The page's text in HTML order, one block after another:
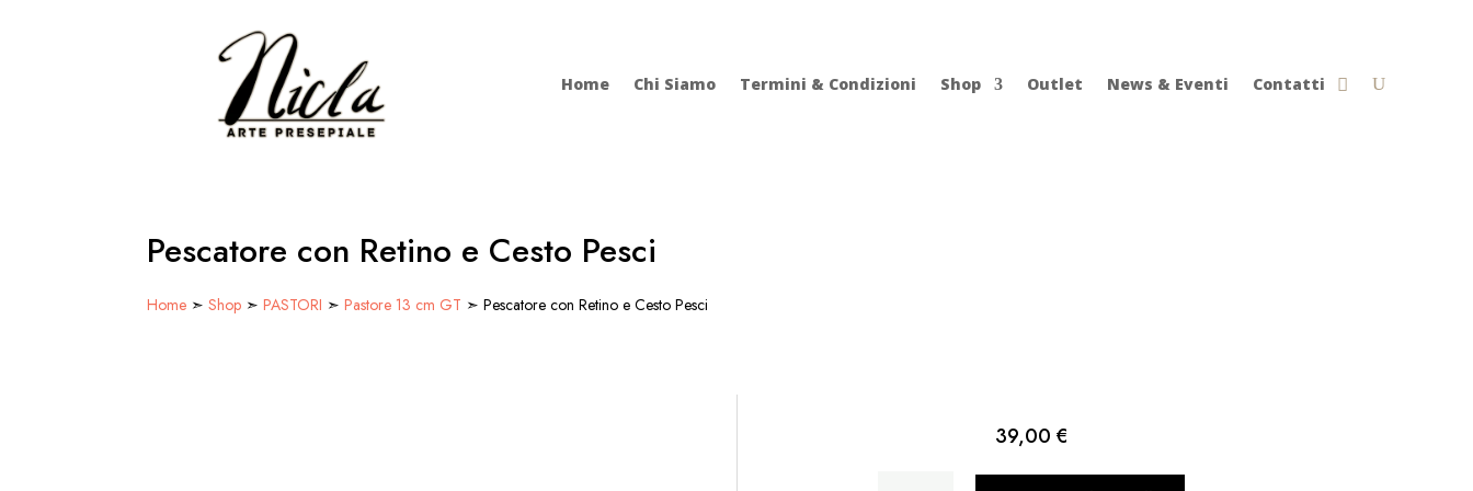
Home Chi Siamo Termini & Condizioni Shop Outlet News & Eventi Contatti
Pescatore con Retino e Cesto Pesci
Home ➣Shop ➣PASTORI ➣Pastore 13 cm GT ➣ Pescatore con Retino e Cesto Pesci
39,00 €